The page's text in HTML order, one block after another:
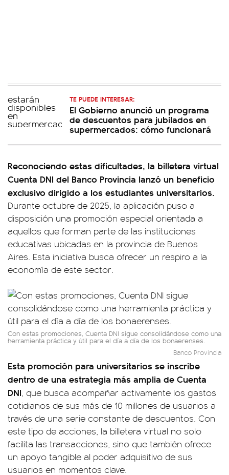
TE PUEDE INTERESAR:
El Gobierno anunció un programa
de descuentos para jubilados en
supermercados: cómo funcionará
Reconociendo estas dificultades, la billetera virtual
Cuenta DNI del Banco Provincia lanzó un beneficio
exclusivo dirigido a los estudiantes universitarios.
Durante octubre de 2025, la aplicación puso a
disposición una promoción especial orientada a
aquellos que forman parte de las instituciones
educativas ubicadas en la provincia de Buenos
Aires. Esta iniciativa busca ofrecer un respiro a la
economía de este sector.
Con estas promociones, Cuenta DNI sigue consolidándose como una
herramienta práctica y útil para el día a día de los bonaerenses.
Banco Provincia
Esta promoción para universitarios se inscribe
dentro de una estrategia más amplia de Cuenta
DNI, que busca acompañar activamente los gastos
cotidianos de sus más de 10 millones de usuarios a
través de una serie constante de descuentos. Con
este tipo de acciones, la billetera virtual no solo
facilita las transacciones, sino que también ofrece
un apoyo tangible al poder adquisitivo de sus
usuarios en momentos clave.